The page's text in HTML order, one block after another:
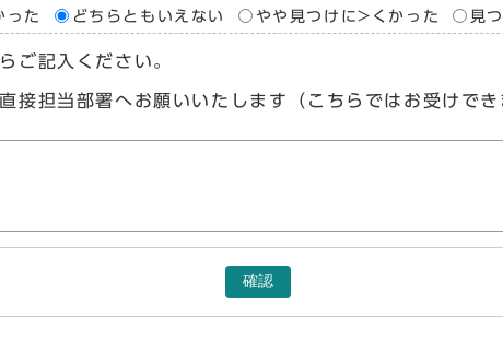
った どちらともいえない やや見つけに>くかった 見
ご記入ください。
接担当部署へお願いいたします（こちらではお受けで
確認